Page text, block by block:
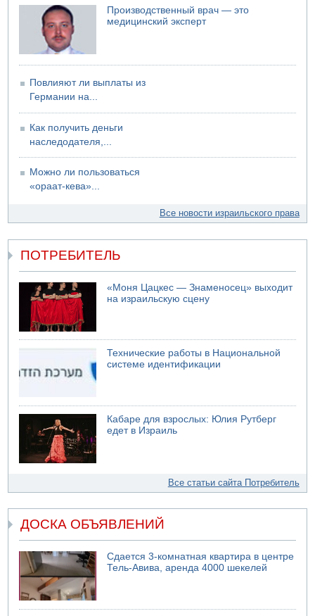
Производственный врач — это
медицинский эксперт
Повлияют ли выплаты из
Германии на...
Как получить деньги
наследодателя,...
Можно ли пользоваться
«ораат-кева»...
Все новости израильского права
ПОТРЕБИТЕЛЬ
«Моня Цацкес — Знаменосец» выходит
на израильскую сцену
Технические работы в Национальной
системе идентификации
Кабаре для взрослых: Юлия Рутберг
едет в Израиль
Все статьи сайта Потребитель
ДОСКА ОБЪЯВЛЕНИЙ
Сдается 3-комнатная квартира в центре
Тель-Авива, аренда 4000 шекелей